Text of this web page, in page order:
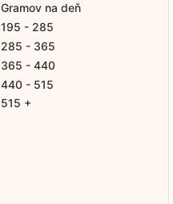
Gramov na deň
195 - 285
285 - 365
365 - 440
440 - 515
515 +